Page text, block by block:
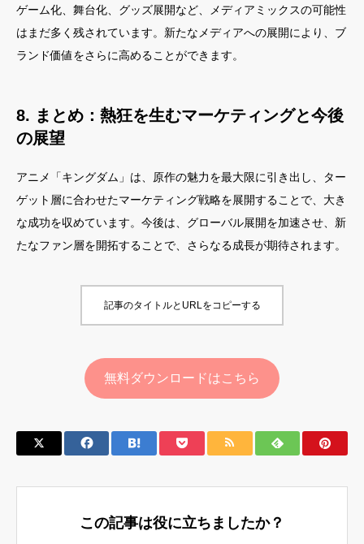
ゲーム化、舞台化、グッズ展開など、メディアミックスの可能性
はまだ多く残されています。新たなメディアへの展開により、ブ
ランド価値をさらに高めることができます。
8. まとめ：熱狂を生むマーケティングと今後
の展望
アニメ「キングダム」は、原作の魅力を最大限に引き出し、ター
ゲット層に合わせたマーケティング戦略を展開することで、大き
な成功を収めています。今後は、グローバル展開を加速させ、新
たなファン層を開拓することで、さらなる成長が期待されます。
記事のタイトルとURLをコピーする
無料ダウンロードはこちら
この記事は役に立ちましたか？